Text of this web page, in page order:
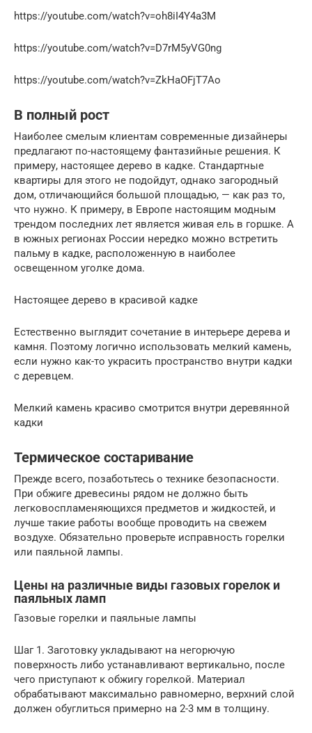
https://youtube.com/watch?v=oh8iI4Y4a3M
https://youtube.com/watch?v=D7rM5yVG0ng
https://youtube.com/watch?v=ZkHaOFjT7Ao
В полный рост
Наиболее смелым клиентам современные дизайнеры
предлагают по-настоящему фантазийные решения. К
примеру, настоящее дерево в кадке. Стандартные
квартиры для этого не подойдут, однако загородный
дом, отличающийся большой площадью, — как раз то,
что нужно. К примеру, в Европе настоящим модным
трендом последних лет является живая ель в горшке. А
в южных регионах России нередко можно встретить
пальму в кадке, расположенную в наиболее
освещенном уголке дома.
Настоящее дерево в красивой кадке
Естественно выглядит сочетание в интерьере дерева и
камня. Поэтому логично использовать мелкий камень,
если нужно как-то украсить пространство внутри кадки
с деревцем.
Мелкий камень красиво смотрится внутри деревянной
кадки
Термическое состаривание
Прежде всего, позаботьтесь о технике безопасности.
При обжиге древесины рядом не должно быть
легковоспламеняющихся предметов и жидкостей, и
лучше такие работы вообще проводить на свежем
воздухе. Обязательно проверьте исправность горелки
или паяльной лампы.
Цены на различные виды газовых горелок и
паяльных ламп
Газовые горелки и паяльные лампы
Шаг 1. Заготовку укладывают на негорючую
поверхность либо устанавливают вертикально, после
чего приступают к обжигу горелкой. Материал
обрабатывают максимально равномерно, верхний слой
должен обуглиться примерно на 2-3 мм в толщину.